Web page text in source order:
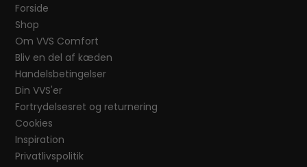
Forside
Shop
Om VVS Comfort
Bliv en del af kæden
Handelsbetingelser
Din VVS'er
Fortrydelsesret og returnering
Cookies
Inspiration
Privatlivspolitik